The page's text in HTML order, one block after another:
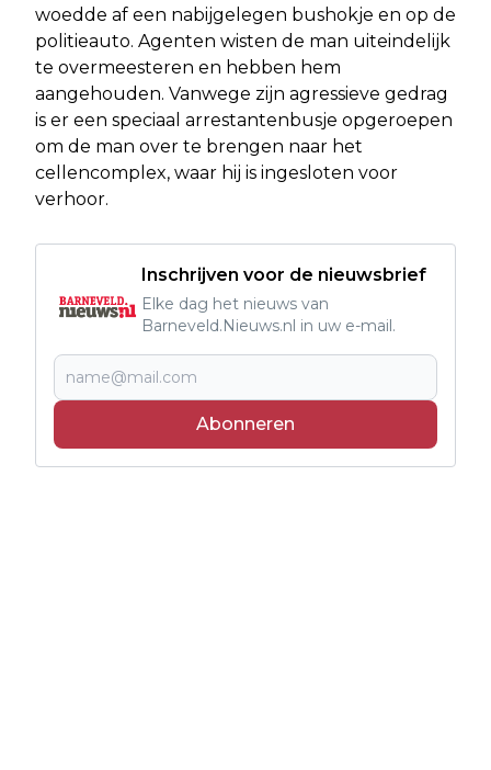
woedde af een nabijgelegen bushokje en op de
politieauto. Agenten wisten de man uiteindelijk
te overmeesteren en hebben hem
aangehouden. Vanwege zijn agressieve gedrag
is er een speciaal arrestantenbusje opgeroepen
om de man over te brengen naar het
cellencomplex, waar hij is ingesloten voor
verhoor.
Inschrijven voor de nieuwsbrief
Elke dag het nieuws van
Barneveld.Nieuws.nl in uw e-mail.
Abonneren